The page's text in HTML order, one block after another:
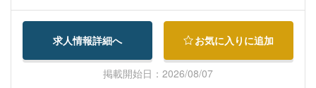
系企業や旅行会社となるため、日本語を活かしな
がら英語でのコミュニケーションも必要となりま
す。ホテル業界経験者はもちろん、法人営業経験
を活かして海外で活躍したい方にもおすすめのポ
ジションです。
求人情報詳細へ お気に入りに追加
掲載開始日：2026/08/07